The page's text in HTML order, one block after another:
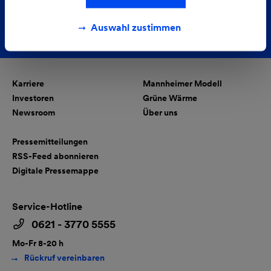
Auswahl zustimmen
Karriere
Investoren
Newsroom
Mannheimer Modell
Grüne Wärme
Über uns
Pressemitteilungen
RSS-Feed abonnieren
Digitale Pressemappe
Service-Hotline
0621 - 3770 5555
Mo-Fr 8-20 h
Rückruf vereinbaren